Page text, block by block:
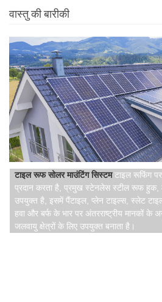
वास्तु की बारीकी
टाइल रूफ सोलर माउंटिंग सिस्टमटाइल रूफिंग पर
प्रदान करता है, प्रमुख स्टेनलेस स्टील रूफ हुक,
उपयुक्त है, इसमें पैंटाइल, प्लेन टाइल्स, स्लेट
हवा और बर्फ के भार पर अंतरराष्ट्रीय मानकों के
जलवायु क्षेत्रों के लिए उपयुक्त बनाता है।